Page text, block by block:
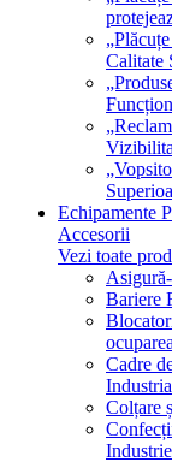
Calitate
Echipamente
Accesorii
Vezi toate
Bariere
Cadre
Colțare
Industrie